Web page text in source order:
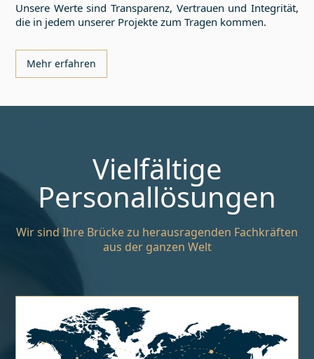
Unsere Werte sind Transparenz, Vertrauen und Integrität,
die in jedem unserer Projekte zum Tragen kommen.
Mehr erfahren
Vielfältige
Personallösungen
Wir sind Ihre Brücke zu herausragenden Fachkräften
aus der ganzen Welt